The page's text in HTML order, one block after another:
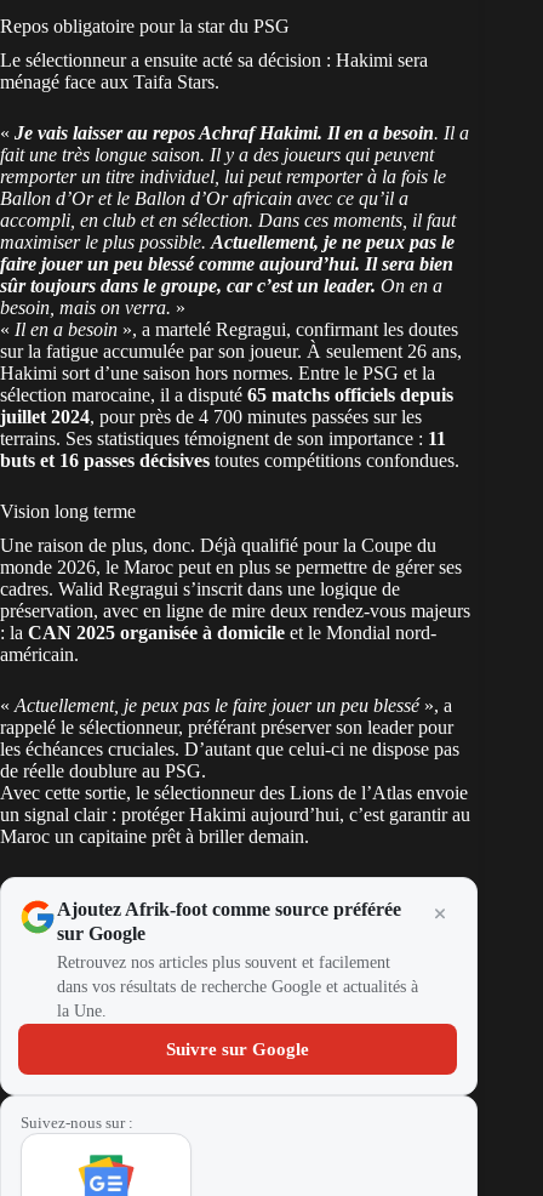
Repos obligatoire pour la star du PSG
Le sélectionneur a ensuite acté sa décision : Hakimi sera
ménagé face aux Taifa Stars.
« Je vais laisser au repos Achraf Hakimi. Il en a besoin. Il a
fait une très longue saison. Il y a des joueurs qui peuvent
remporter un titre individuel, lui peut remporter à la fois le
Ballon d’Or et le Ballon d’Or africain avec ce qu’il a
accompli, en club et en sélection. Dans ces moments, il faut
maximiser le plus possible. Actuellement, je ne peux pas le
faire jouer un peu blessé comme aujourd’hui. Il sera bien
sûr toujours dans le groupe, car c’est un leader. On en a
besoin, mais on verra. »
« Il en a besoin », a martelé Regragui, confirmant les doutes
sur la fatigue accumulée par son joueur. À seulement 26 ans,
Hakimi sort d’une saison hors normes. Entre le PSG et la
sélection marocaine, il a disputé 65 matchs officiels depuis
juillet 2024, pour près de 4 700 minutes passées sur les
terrains. Ses statistiques témoignent de son importance : 11
buts et 16 passes décisives toutes compétitions confondues.
Vision long terme
Une raison de plus, donc. Déjà qualifié pour la Coupe du
monde 2026, le Maroc peut en plus se permettre de gérer ses
cadres. Walid Regragui s’inscrit dans une logique de
préservation, avec en ligne de mire deux rendez-vous majeurs
: la CAN 2025 organisée à domicile et le Mondial nord-
américain.
« Actuellement, je peux pas le faire jouer un peu blessé », a
rappelé le sélectionneur, préférant préserver son leader pour
les échéances cruciales. D’autant que celui-ci ne dispose pas
de réelle doublure au PSG.
Avec cette sortie, le sélectionneur des Lions de l’Atlas envoie
un signal clair : protéger Hakimi aujourd’hui, c’est garantir au
Maroc un capitaine prêt à briller demain.
Ajoutez Afrik-foot comme source préférée
sur Google
Retrouvez nos articles plus souvent et facilement
dans vos résultats de recherche Google et actualités à
la Une.
Suivre sur Google
Suivez-nous sur :